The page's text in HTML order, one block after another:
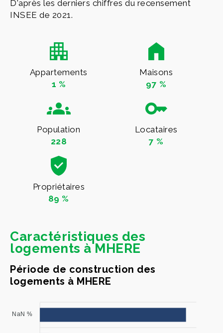
D'après les derniers chiffres du recensement
INSEE de 2021.
Appartements
1 %
Maisons
97 %
Population
228
Locataires
7 %
Propriétaires
89 %
Caractéristiques des
logements à MHERE
Période de construction des
logements à MHERE
NaN %